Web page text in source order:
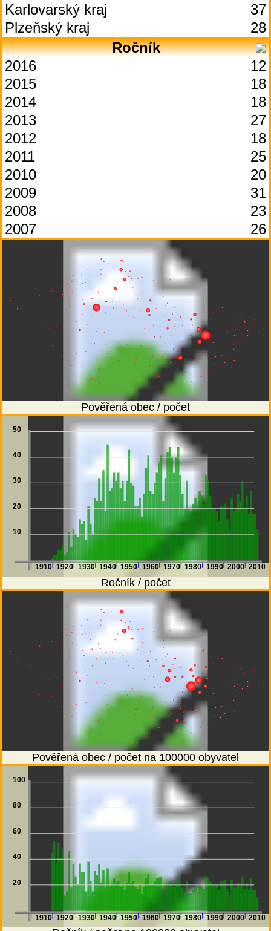
Karlovarský kraj
37
Plzeňský kraj
28
Ročník
2016
12
2015
18
2014
18
2013
27
2012
18
2011
25
2010
20
2009
31
2008
23
2007
26
Pověřená obec / počet
1910 1920 1930 1940 1950 1960 1970 1980 1990 2000 2010
10
20
30
40
50
Ročník / počet
Pověřená obec / počet na 100000 obyvatel
1910 1920 1930 1940 1950 1960 1970 1980 1990 2000 2010
20
40
60
80
100